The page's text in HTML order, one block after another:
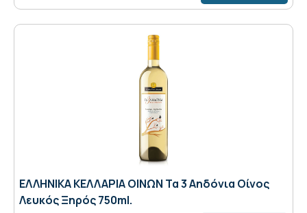
ΕΛΛΗΝΙΚΑ ΚΕΛΛΑΡΙΑ ΟΙΝΩΝ Τα 3 Αηδόνια Οίνος
Λευκός Ξηρός 750ml.